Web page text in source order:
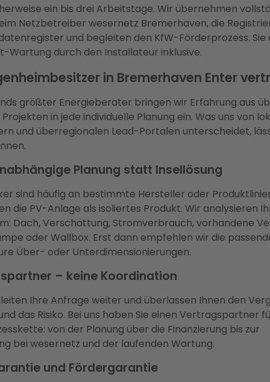
ein bis drei Arbeitstage. Wir übernehmen
Netzbetreiber wesernetz Bremerhaven, die
und begleiten den KfW-Förderprozess. Sie
Wartung durch den Installateur inklusive.
in Bremerhaven Enter
größter Energieberater bringen wir Erfahrung aus
in jede individuelle Planung ein. Was uns von
und überregionalen Lead-Portalen unterscheidet,
Planung statt Insellösung
sind häufig an bestimmte Hersteller oder
die PV-Anlage als isoliertes Produkt. Wir analysieren
Dach, Verschattung, Stromverbrauch, vorhandene
oder Wallbox. Erst dann empfehlen wir die
Über- oder Unterdimensionierungen.
– keine Koordination
Ihre Anfrage weiter und überlassen Ihnen den
das Risiko. Bei uns haben Sie einen Vertragspartner
von der Planung über die Finanzierung bis zur
bei wesernetz und der laufenden Wartung.
und Fördergarantie